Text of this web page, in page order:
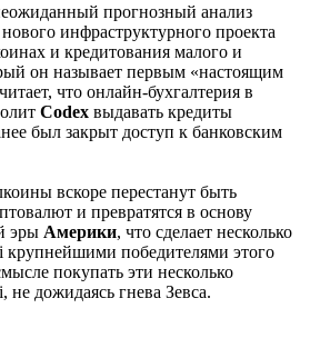
прогнозный анализ
нового инфраструктурного проекта
и кредитования малого и
он называет первым «настоящим
что онлайн-бухгалтерия в
Codex выдавать кредиты
был закрыт доступ к банковским
вскоре перестанут быть
и превратятся в основу
эры Америки, что сделает несколько
крупнейшими победителями этого
покупать эти несколько
дожидаясь гнева Зевса.